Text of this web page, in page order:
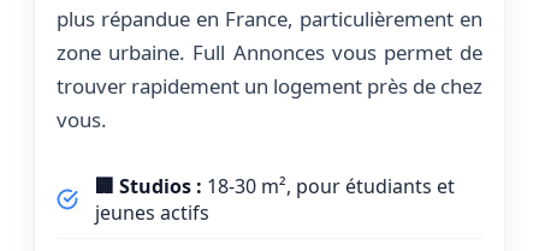
plus répandue en France, particulièrement en
zone urbaine. Full Annonces vous permet de
trouver rapidement un logement près de chez
vous.
🏢 Studios : 18-30 m², pour étudiants et
jeunes actifs